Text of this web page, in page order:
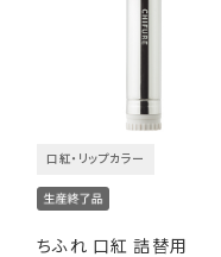
ちふれ 口紅 詰替用
口紅・リップカラー